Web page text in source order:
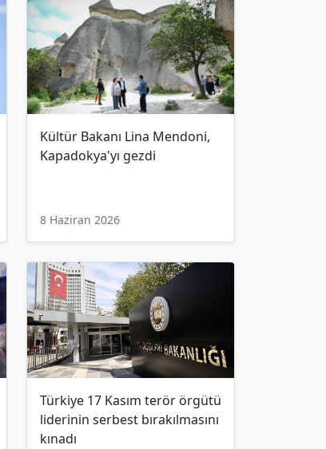
Kültür Bakanı Lina Mendoni,
Kapadokya'yı gezdi
8 Haziran 2026
Türkiye 17 Kasım terör örgütü
liderinin serbest bırakılmasını
kınadı